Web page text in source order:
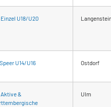
Einzel U18/U20
U14/U16 Ostdorf
Aktive &
Ulm